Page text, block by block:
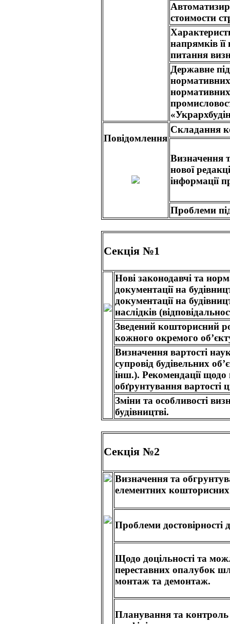
стоимости
напрямків
питання
Державне
нормативних
Повідомлення
Складання
Визначення
нової
інформації
Проблеми
Секція №1
Нові законодавчі та
документації на
документації на
наслідків
Зведений кошторисний
кожного окремого
Визначення вартості
супровід будівельних
інш.). Рекомендації
обґрунтування вартості
Зміни та особливості
будівництві.
Секція №2
Визначення та
елементних
Проблеми
Щодо доцільності та
переставних опалубок
монтаж та демонтаж.
Планування та контроль